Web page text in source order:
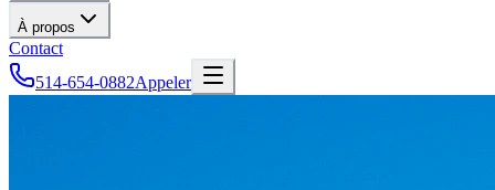
À propos
Contact
514-654-0882Appeler